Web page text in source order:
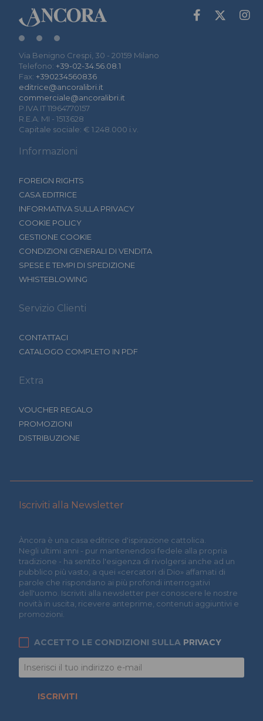
Via Benigno Crespi, 30 - 20159 Milano
Telefono: +39-02-34.56.08.1
Fax: +390234560836
editrice@ancoralibri.it
commerciale@ancoralibri.it
P.IVA IT 11964770157
R.E.A. MI - 1513628
Capitale sociale: € 1.248.000 i.v.
Informazioni
FOREIGN RIGHTS
CASA EDITRICE
INFORMATIVA SULLA PRIVACY
COOKIE POLICY
GESTIONE COOKIE
CONDIZIONI GENERALI DI VENDITA
SPESE E TEMPI DI SPEDIZIONE
WHISTEBLOWING
Servizio Clienti
CONTATTACI
CATALOGO COMPLETO IN PDF
Extra
VOUCHER REGALO
PROMOZIONI
DISTRIBUZIONE
Iscriviti alla Newsletter
Àncora è una casa editrice d'ispirazione cattolica.
Negli ultimi anni - pur mantenendosi fedele alla propria
tradizione - ha sentito l'esigenza di rivolgersi anche ad un
pubblico più vasto, a quei «cercatori di Dio» affamati di
parole che rispondano ai più profondi interrogativi
dell'uomo. Iscriviti alla newsletter per conoscere le nostre
novità in uscita, ricevere anteprime, contenuti aggiuntivi e
promozioni.
ACCETTO LE CONDIZIONI SULLA PRIVACY
ISCRIVITI